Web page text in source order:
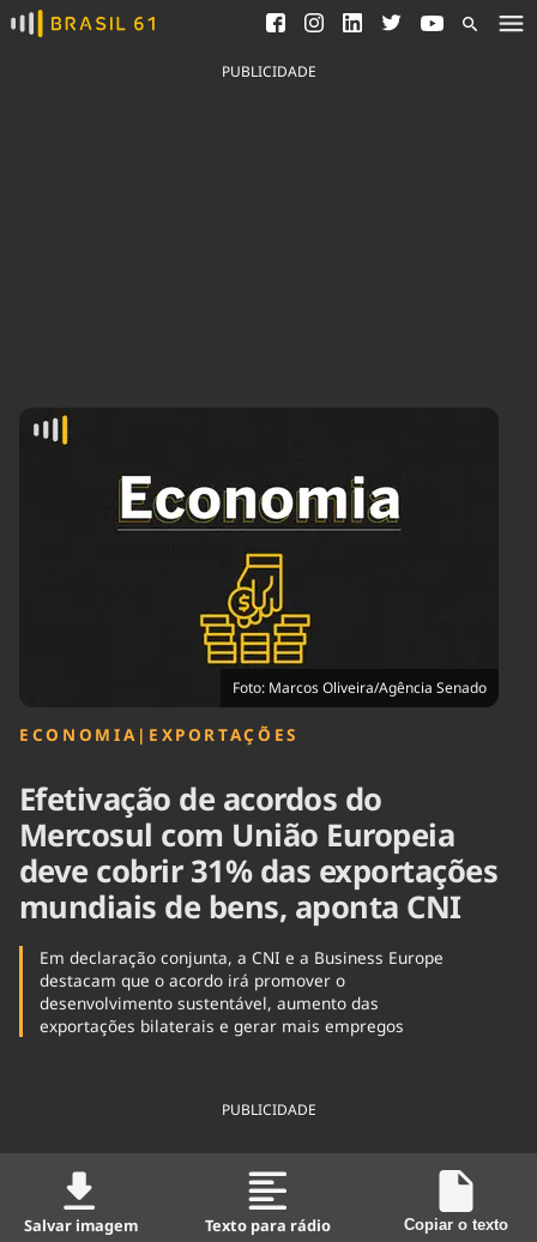
Ver todas as notícias
Saneamento
Indicadores
Agronegócios
Economia
Educação
Infraestrutura
Internacional
Podcast
Política
Saúde
PUBLICIDADE
Foto: Marcos Oliveira/Agência Senado
ECONOMIA | EXPORTAÇÕES
Efetivação de acordos do
Mercosul com União Europeia
deve cobrir 31% das exportações
mundiais de bens, aponta CNI
Em declaração conjunta, a CNI e a Business Europe
destacam que o acordo irá promover o
desenvolvimento sustentável, aumento das
exportações bilaterais e gerar mais empregos
PUBLICIDADE
Salvar imagem Texto para rádio Copiar o texto